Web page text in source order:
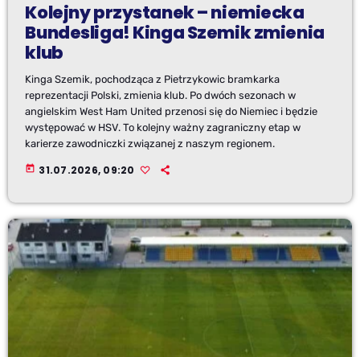
Kolejny przystanek – niemiecka
Bundesliga! Kinga Szemik zmienia
klub
Kinga Szemik, pochodząca z Pietrzykowic bramkarka
reprezentacji Polski, zmienia klub. Po dwóch sezonach w
angielskim West Ham United przenosi się do Niemiec i będzie
występować w HSV. To kolejny ważny zagraniczny etap w
karierze zawodniczki związanej z naszym regionem.
today 31.07.2026, 09:20